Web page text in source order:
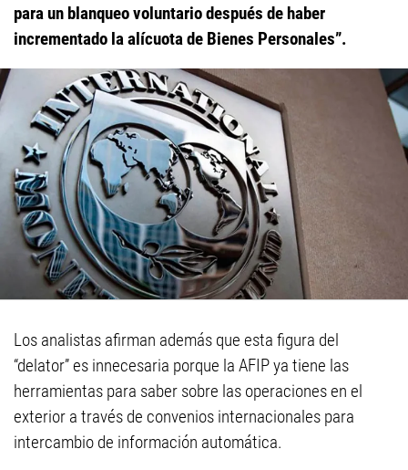
para un blanqueo voluntario después de haber
incrementado la alícuota de Bienes Personales”.
Los analistas afirman además que esta figura del
“delator” es innecesaria porque la AFIP ya tiene las
herramientas para saber sobre las operaciones en el
exterior a través de convenios internacionales para
intercambio de información automática.